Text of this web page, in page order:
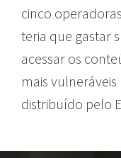
cinco
teria que gastar
acessar os
mais
distribuído pelo